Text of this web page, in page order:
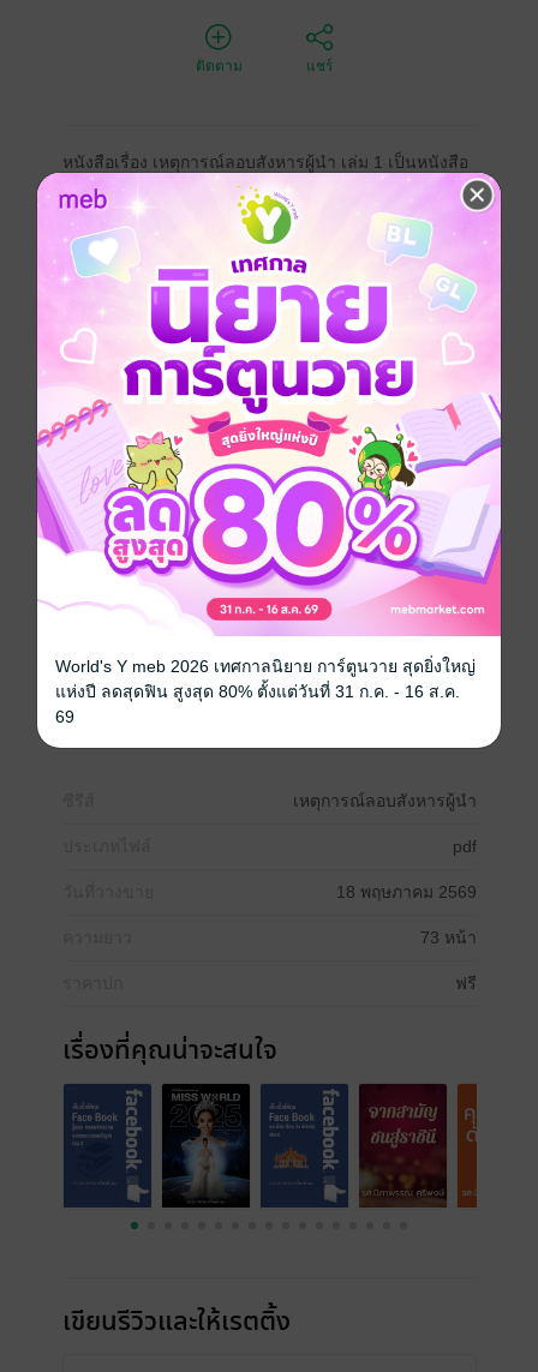
ติดตาม แชร์
หนังสือเรื่อง เหตุการณ์ลอบสังหารผู้นำ เล่ม 1 เป็นหนังสือ
ที่ผู้รวบรวม / เรียบเรียง ได้จัดทำขึ้นเพื่อให้นักเรียน นิสิต
นักศึกษา และผู้อ่านทั่วไปได้ใช้เป็นหนังสืออ่านประกอบ
วิชา การเมืองการปกครอง ความขัดแย้งทางการเมือง :
การลอบสังหารผู้นำและวิชาภาษาไทย เรื่อง การอ่านเก็บ
ใจความสำคัญได้นำความรู้ที่ได้จากการอ่านสื่อ
อิเล็กทรอนิกส์ ที่ปรากฏในสื่อนำไปใช้ในการศึกษา ค้นคว้า
และอ้างอิงในการทำรายงาน
สำหรับเนื้อหาที่นำมาเสนอ ℳการลอบสังหาร ℳลักษณะ
สำคัญของการลอบสังหาร ℳเผยเหตุทำไมต้อง “ลอบ
สังหาร” ?
ℳย้อนดูประวัติศาสตร์ การลอบสังหารประธานาธิบดี
สหรัฐฯ
ℳคำสั่งตายฆ่า 9 ผู้นำโลก ℳ14 เหตุการณ์สังหารบุคคล
สำคัญระดับโลกที่มีผลกระทบต่อประวัติศาสตร์ ℳ 5 การ
ลอบสังหารสุดบ้าบิ่น ℳ100 ปีหลังการตายกับคำถามวิธี
สังหารรัสปูติน ℳทีมลอบสังหารของรัสเซีย ℳนัก
วิทยาศาสตร์นิวเคลียร์อิหร่านถูกลอบสังหาร ℳ อยาตอล
เลาะห์ อาลี คาเมเนอี ผู้นำสูงสุดของอิหร่าน ถูกสังหาร
ℳ‘ปริศนาการลอบสังหารผู้นำชาวซิกข์’จากความขัดแย้ง
อินเดีย-แคนาดา
ℳปมลอบสังหารผู้นำชาวซิกข์ในแคนาดา ฯลฯ ผู้อ่าน
สามารถค้นคว้าหาข้อมูล เพิ่มเติมได้ ในบรรณานุกรมท้าย
เหตุการณ์ลอบสังหารผู้นำ
pdf
18 พฤษภาคม 2569
73 หน้า
ฟรี
เรื่องที่คุณน่าจะสนใจ
เขียนรีวิวและให้เรตติ้ง
World's Y meb 2026 เทศกาลนิยาย การ์ตูนวาย สุดยิ่งใหญ่
แห่งปี ลดสุดฟิน สูงสุด 80% ตั้งแต่วันที่ 31 ก.ค. - 16 ส.ค.
69